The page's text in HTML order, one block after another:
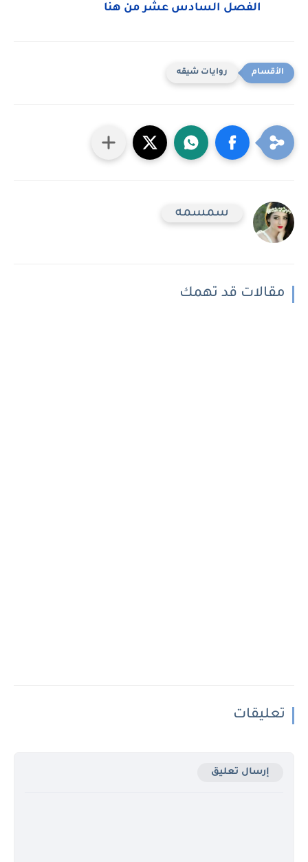
الفصل السادس عشر من هنا
روايات شيقه
سمسمه
مقالات قد تهمك
تعليقات
إرسال تعليق